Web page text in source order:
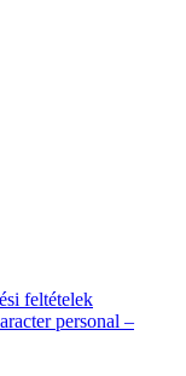
feltételek
personal –